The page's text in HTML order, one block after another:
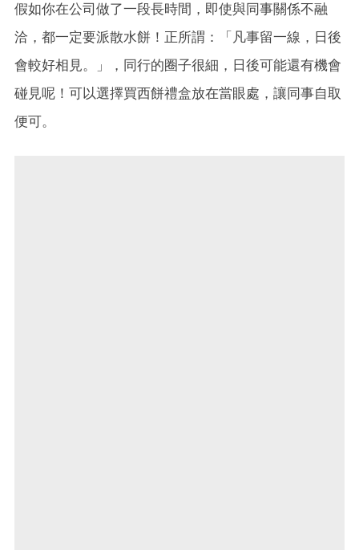
假如你在公司做了一段長時間，即使與同事關係不融
洽，都一定要派散水餅！正所謂：「凡事留一線，日後
會較好相見。」，同行的圈子很細，日後可能還有機會
碰見呢！可以選擇買西餅禮盒放在當眼處，讓同事自取
便可。